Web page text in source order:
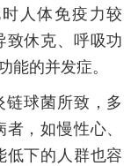
人体免疫力较
休克、呼吸功
的并发症。
球菌所致，多
，如慢性心、
低下的人群也容